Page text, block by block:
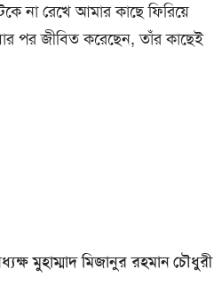
না রেখে আমার কাছে ফিরিয়ে
পর জীবিত করেছেন, তাঁর কাছেই
মুহাম্মাদ মিজানুর রহমান চৌধুরী